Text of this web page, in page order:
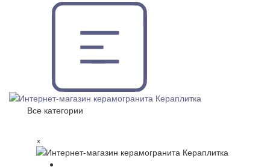
Все категории
×